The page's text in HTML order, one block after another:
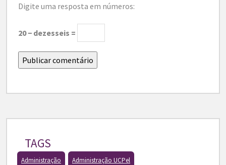
Digite uma resposta em números:
20 − dezesseis =
TAGS
Administração Administração UCPel